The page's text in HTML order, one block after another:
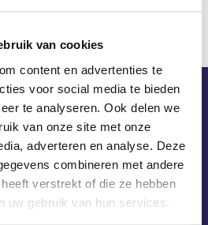
van cookies
content en advertenties te
voor social media te bieden
te analyseren. Ook delen we
van onze site met onze
adverteren en analyse. Deze
combineren met andere
verstrekt of die ze hebben
uw gebruik van hun services.